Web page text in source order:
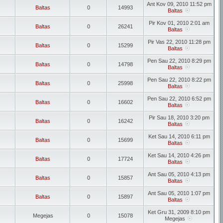
Baltas 0 14993
Ant Kov 09, 2010 11:52 pm
Baltas
Baltas 0 26241
Pir Kov 01, 2010 2:01 am
Baltas
Baltas 0 15299
Pir Vas 22, 2010 11:28 pm
Baltas
Baltas 0 14798
Pen Sau 22, 2010 8:29 pm
Baltas
Baltas 0 25998
Pen Sau 22, 2010 8:22 pm
Baltas
Baltas 0 16602
Pen Sau 22, 2010 6:52 pm
Baltas
Baltas 0 16242
Pir Sau 18, 2010 3:20 pm
Baltas
Baltas 0 15699
Ket Sau 14, 2010 6:11 pm
Baltas
Baltas 0 17724
Ket Sau 14, 2010 4:26 pm
Baltas
Baltas 0 15857
Ant Sau 05, 2010 4:13 pm
Baltas
Baltas 0 15897
Ant Sau 05, 2010 1:07 pm
Baltas
Megejas 0 15078
Ket Gru 31, 2009 8:10 pm
Megejas